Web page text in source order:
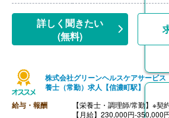
詳しく聞きたい
(無料)
株式会社グリーンヘルスケアサービ
養士（常勤）求人【信濃町駅】
給与・報酬
【栄養士・調理師/常勤】※契
【月給】230,000円-350,000